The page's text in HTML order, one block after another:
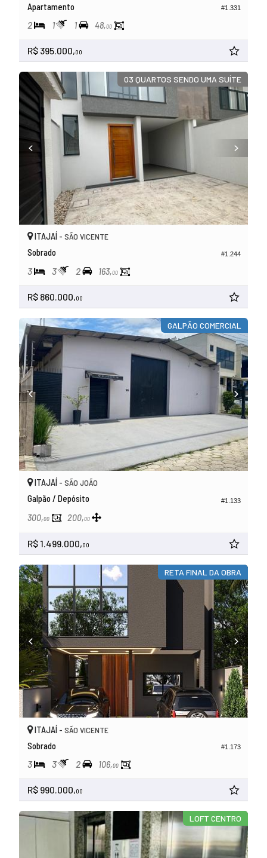
#1.331
Apartamento
2 1 1 48,00
R$ 395.000,00
03 QUARTOS SENDO UMA SUÍTE
#1.244
ITAJAÍ - SÃO VICENTE
Sobrado
3 3 2 163,00
R$ 860.000,00
GALPÃO COMERCIAL
#1.133
ITAJAÍ - SÃO JOÃO
Galpão / Depósito
300,00 200,00
R$ 1.499.000,00
RETA FINAL DA OBRA
#1.173
ITAJAÍ - SÃO VICENTE
Sobrado
3 3 2 106,00
R$ 990.000,00
LOFT CENTRO